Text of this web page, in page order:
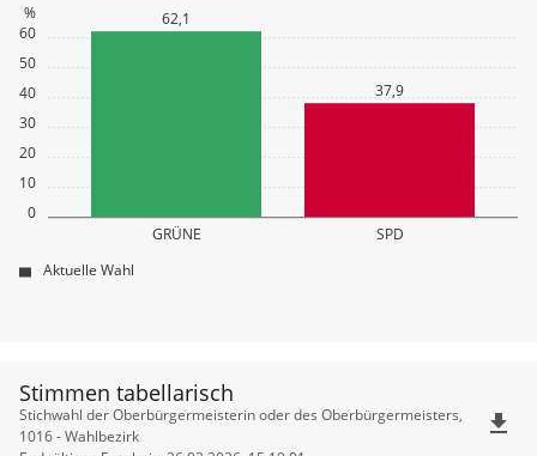
0
10
20
30
40
50
60
%
GRÜNE SPD
62,1
37,9
Aktuelle Wahl
Stimmen tabellarisch
Stimmen
tabellarisch
Stichwahl der Oberbürgermeisterin oder des Oberbürgermeisters,
1016 - Wahlbezirk
file_download